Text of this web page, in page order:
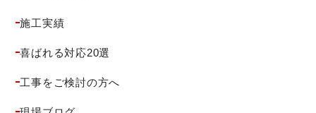
施工実績
喜ばれる対応20選
工事をご検討の方へ